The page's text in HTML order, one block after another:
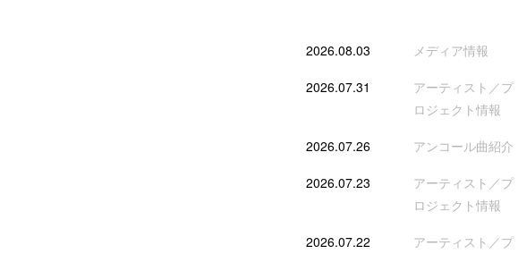
2026.08.03 メディア情報
2026.07.31
アーティスト／プ
ロジェクト情報
2026.07.26 アンコール曲紹介
2026.07.23
アーティスト／プ
ロジェクト情報
2026.07.22
アーティスト／プ